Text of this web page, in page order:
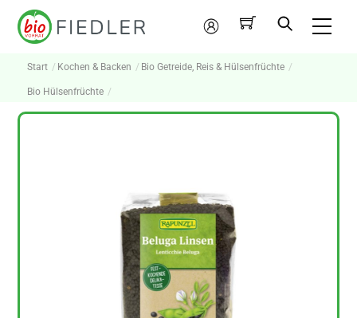
Skip
Mein
Konto
Start Kochen & Backen Bio Getreide, Reis & Hülsenfrüchte
Bio Hülsenfrüchte